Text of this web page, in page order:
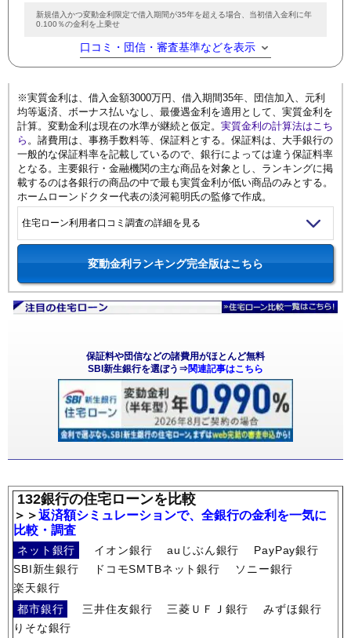
新規借入かつ変動金利限定で借入期間が35年を超える場合、当初借入金利に年
0.100％の金利を上乗せ
口コミ・団信・審査基準などを表示
※実質金利は、借入金額3000万円、借入期間35年、団信加入、元利
均等返済、ボーナス払いなし、最優遇金利を適用として、実質金利を
計算。変動金利は現在の水準が継続と仮定。 実質金利の計算法はこち
ら 。諸費用は、事務手数料等、保証料とする。保証料は、大手銀行の
一般的な保証料率を記載しているので、銀行によっては違う保証料率
となる。主要銀行・金融機関の主な商品を対象とし、ランキングに掲
載するのは各銀行の商品の中で最も実質金利が低い商品のみとする。
ホームローンドクター代表の淡河範明氏の監修で作成。
住宅ローン利用者口コミ調査の詳細を見る
変動金利ランキング完全版はこちら
保証料や団信などの諸費用がほとんど無料
SBI新生銀行を選ぼう⇒関連記事はこちら
132銀行の住宅ローンを比較
＞＞返済額シミュレーションで、全銀行の金利を一気に
比較・調査
ネット銀行 イオン銀行 auじぶん銀行
PayPay銀行
SBI新生銀行
ドコモSMTBネット銀行
ソニー銀行
楽天銀行
都市銀行
三井住友銀行 三菱ＵＦＪ銀行
みずほ銀行
りそな銀行